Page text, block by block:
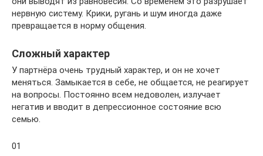
нервную систему. Крики, ругань и шум иногда даже
превращается в норму общения.
Сложный характер
У партнёра очень трудный характер, и он не хочет
меняться. Замыкается в себе, не общается, не реагирует
на вопросы. Постоянно всем недоволен, излучает
негатив и вводит в депрессионное состояние всю
семью.
01